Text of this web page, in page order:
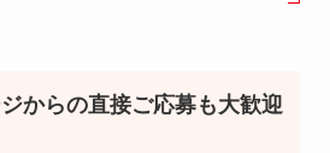
からの直接ご応募も大歓迎